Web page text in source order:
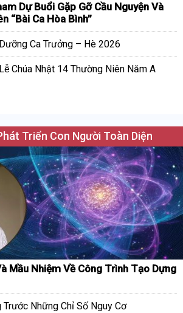
Dự Buổi Gặp Gỡ Cầu Nguyện Và
“Bài Ca Hòa Bình”
Ca Trưởng – Hè 2026
Chúa Nhật 14 Thường Niên Năm A
Triển Con Người Toàn Diện
Mầu Nhiệm Về Công Trình Tạo Dựng
Những Chỉ Số Nguy Cơ